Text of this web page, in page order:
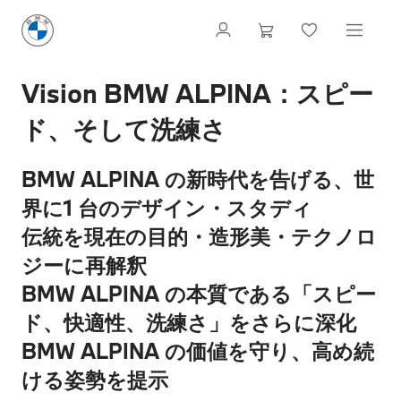
Vision BMW ALPINA：スピー
ド、そして洗練さ
BMW ALPINA の新時代を告げる、世
界に1 台のデザイン・スタディ
伝統を現在の目的・造形美・テクノロ
ジーに再解釈
BMW ALPINA の本質である「スピー
ド、快適性、洗練さ」をさらに深化
BMW ALPINA の価値を守り、高め続
ける姿勢を提示